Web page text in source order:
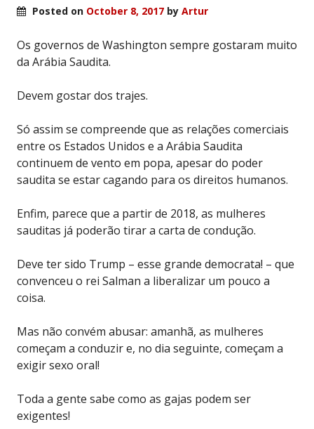
Posted on October 8, 2017 by Artur
Os governos de Washington sempre gostaram muito
da Arábia Saudita.
Devem gostar dos trajes.
Só assim se compreende que as relações comerciais
entre os Estados Unidos e a Arábia Saudita
continuem de vento em popa, apesar do poder
saudita se estar cagando para os direitos humanos.
Enfim, parece que a partir de 2018, as mulheres
sauditas já poderão tirar a carta de condução.
Deve ter sido Trump – esse grande democrata! – que
convenceu o rei Salman a liberalizar um pouco a
coisa.
Mas não convém abusar: amanhã, as mulheres
começam a conduzir e, no dia seguinte, começam a
exigir sexo oral!
Toda a gente sabe como as gajas podem ser
exigentes!